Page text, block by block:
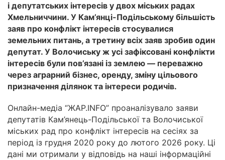
і депутатських інтересів у двох міських радах
Хмельниччини. У Кам’янці-Подільському більшість
заяв про конфлікт інтересів стосувалися
земельних питань, а третину всіх заяв зробив один
депутат. У Волочиську ж усі зафіксовані конфлікти
інтересів були пов’язані із землею — переважно
через аграрний бізнес, оренду, зміну цільового
призначення ділянок та інтереси родичів.
Онлайн-медіа “ЖАР.INFO” проаналізувало заяви
депутатів Кам’янець-Подільської та Волочиської
міських рад про конфлікт інтересів на сесіях за
період із грудня 2020 року до лютого 2026 року. Ці
дані ми отримали у відповідь на наші інформаційні